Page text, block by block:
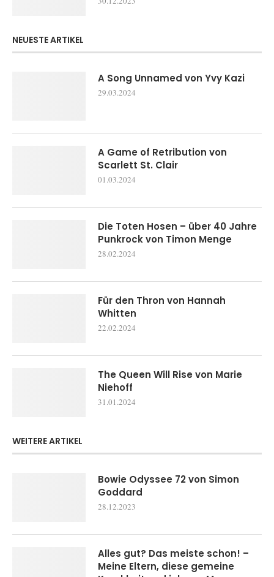
NEUESTE ARTIKEL
A Song Unnamed von Yvy Kazi
29.03.2024
A Game of Retribution von
Scarlett St. Clair
01.03.2024
Die Toten Hosen – über 40 Jahre
Punkrock von Timon Menge
28.02.2024
Für den Thron von Hannah
Whitten
22.02.2024
The Queen Will Rise von Marie
Niehoff
31.01.2024
WEITERE ARTIKEL
Bowie Odyssee 72 von Simon
Goddard
28.12.2023
Alles gut? Das meiste schon! –
Meine Eltern, diese gemeine